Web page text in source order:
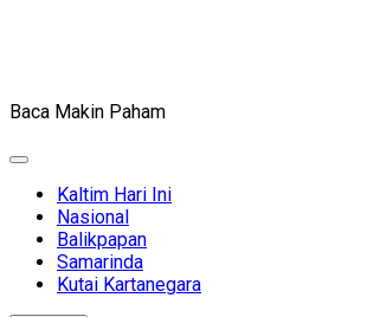
Baca Makin Paham
Expand
Current
Page
Parent
Kaltim Hari Ini
Current
Page
Parent
Nasional
Balikpapan
Samarinda
Kutai Kartanegara